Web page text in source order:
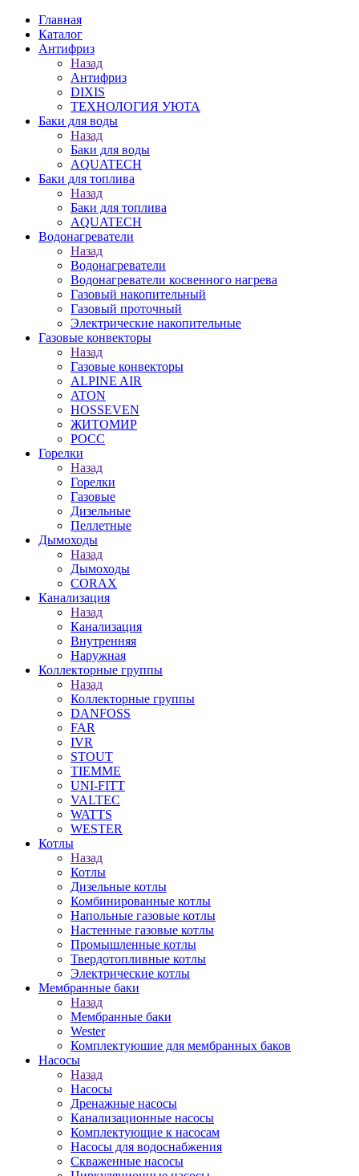
Главная
Каталог
Антифриз
Назад
Антифриз
DIXIS
ТЕХНОЛОГИЯ УЮТА
Баки для воды
Назад
Баки для воды
AQUATECH
Баки для топлива
Назад
Баки для топлива
AQUATECH
Водонагреватели
Назад
Водонагреватели
Водонагреватели косвенного нагрева
Газовый накопительный
Газовый проточный
Электрические накопительные
Газовые конвекторы
Назад
Газовые конвекторы
ALPINE AIR
ATON
HOSSEVEN
ЖИТОМИР
РОСС
Горелки
Назад
Горелки
Газовые
Дизельные
Пеллетные
Дымоходы
Назад
Дымоходы
CORAX
Канализация
Назад
Канализация
Внутренняя
Наружная
Коллекторные группы
Назад
Коллекторные группы
DANFOSS
FAR
IVR
STOUT
TIEMME
UNI-FITT
VALTEC
WATTS
WESTER
Котлы
Назад
Котлы
Дизельные котлы
Комбинированные котлы
Напольные газовые котлы
Настенные газовые котлы
Промышленные котлы
Твердотопливные котлы
Электрические котлы
Мембранные баки
Назад
Мембранные баки
Wester
Комплектуюшие для мембранных баков
Насосы
Назад
Насосы
Дренажные насосы
Канализационные насосы
Комплектующие к насосам
Насосы для водоснабжения
Скваженные насосы